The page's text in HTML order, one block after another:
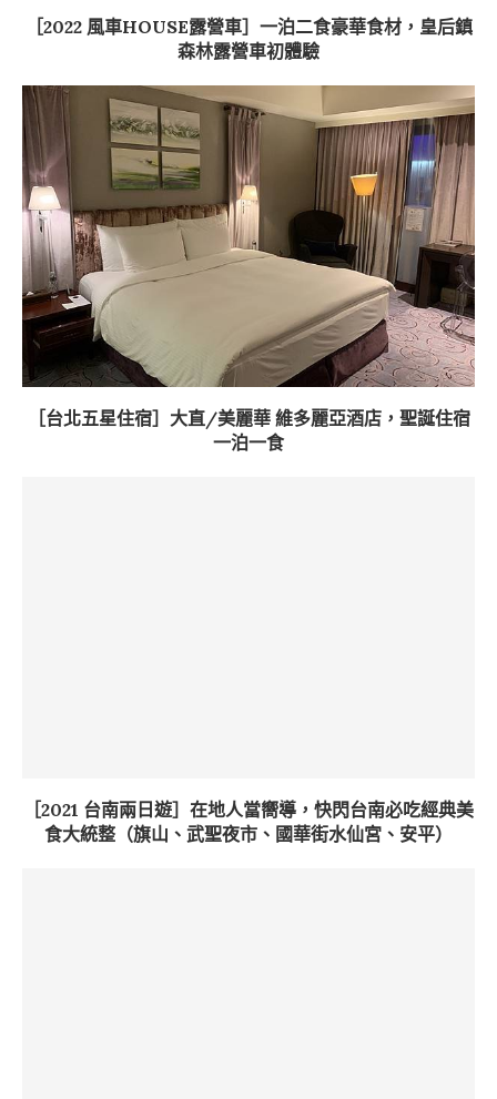
［2022 風車HOUSE露營車］一泊二食豪華食材，皇后鎮
森林露營車初體驗
［台北五星住宿］大直/美麗華 維多麗亞酒店，聖誕住宿
一泊一食
［2021 台南兩日遊］在地人當嚮導，快閃台南必吃經典美
食大統整（旗山、武聖夜市、國華街水仙宮、安平）